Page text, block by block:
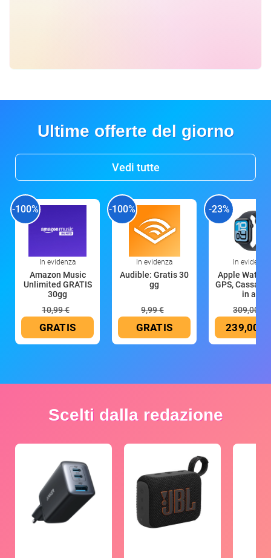
Ultime offerte del giorno
Vedi tutte
-100%
In evidenza
Amazon Music
Unlimited GRATIS
30gg
10,99 €
GRATIS
-100%
In evidenza
Audible: Gratis 30
gg
9,99 €
GRATIS
-23%
In evidenza
Apple Watch
GPS, Cassa
in all
309,00 €
239,00 €
Scelti dalla redazione